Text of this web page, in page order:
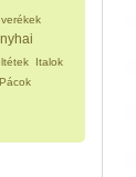
Italok
Pácok